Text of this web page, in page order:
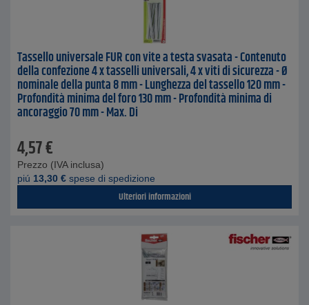
Tassello universale FUR con vite a testa svasata - Contenuto
della confezione 4 x tasselli universali, 4 x viti di sicurezza - Ø
nominale della punta 8 mm - Lunghezza del tassello 120 mm -
Profondità minima del foro 130 mm - Profondità minima di
ancoraggio 70 mm - Max. Di
4,57€
Prezzo (IVA inclusa)
piú 13,30 € spese di spedizione
Ulteriori informazioni